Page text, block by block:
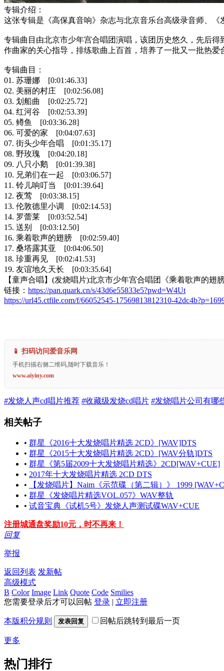
专辑介绍：
这张专辑是《高保真音响》杂志与北京音乐台高级录音师、
专辑曲目由北京市少年宫合唱团演唱，该团历史悠久，先后
作曲家的关心指导，排练歌曲上百首，培养了一批又一批热爱
专辑曲目：
01. 苏珊娜 [0:01:46.33]
02. 美丽的村庄 [0:02:56.08]
03. 划船曲 [0:02:25.72]
04. 红河谷 [0:02:53.39]
05. 鳟鱼 [0:03:36.28]
06. 可爱的家 [0:04:07.63]
07. 街头少年合唱 [0:01:35.17]
08. 野玫瑰 [0:04:20.18]
09. 八只小鹅 [0:01:39.38]
10. 兄弟们在一起 [0:03:06.57]
11. 铃儿响叮当 [0:01:39.64]
12. 夜莺 [0:03:38.15]
13. 伦敦德里小调 [0:02:14.53]
14. 罗蕾莱 [0:03:52.54]
15. 送别 [0:03:12.50]
16. 乘着歌声的翅膀 [0:02:59.40]
17. 桑塔露其亚 [0:04:06.50]
18. 珍重再见 [0:02:41.53]
19. 友谊地久天长 [0:03:35.64]
【童声合唱】(发烧唱片)北京市少年宫合唱团《乘着歌声的翅
链接： https://pan.quark.cn/s/43d6e55833e5?pwd=W4Ut
https://url45.ctfile.com/f/66052545-17569813812310-
📱 扫码访问爱音乐网
手机扫描右侧二维码,随时下载音乐！
www.aiyiny.com
#发烧人声cd唱片推荐 #收藏级发烧cd唱片 #发烧唱片公司有哪
相关帖子
• 群星《2016十大发烧唱片精选 2CD》[WAV]DTS
• 群星《2015十大发烧唱片精选 2CD》[WAV分轨]DTS
• 群星《第5届2009十大发烧唱片精选》2CD[WAV+CUE]
• 2017年十大发烧唱片精选 2CD DTS
•
【发烧唱片】Naim《示范碟（第二辑）》 1999
• 群星《发烧唱片精选VOL.057》WAV整轨
• 试音宝典《试机5号》发烧人声测试碟WAV+CUE
注册城通盘奖励10元，时不再来！
回复
举报
返回列表 发新帖
高级模式
B Color Image Link Quote Code Smilies
您需要登录后才可以回帖 登录 | 立即注册
本版积分规则 发表回复 回帖后跳转到最后一页
更多
热门排行